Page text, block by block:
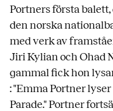
Portners första
den norska
med verk av
Jiri Kylian och Ohad
gammal fick hon
: "Emma Portner
Parade." Portner